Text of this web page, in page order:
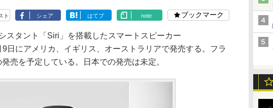
ト シェア はてブ note ブックマーク
スタント「Siri」を搭載したスマートスピーカー
9日にアメリカ、イギリス、オーストラリアで発売する。フラ
売を予定している。日本での発売は未定。